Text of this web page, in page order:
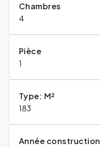
Chambres
4
Pièce
1
Type: M²
183
Année construction